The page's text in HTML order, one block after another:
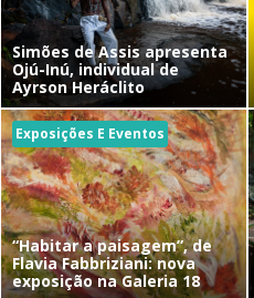
Simões de Assis apresenta
Ojú-Inú, individual de
Ayrson Heráclito
Exposições E Eventos
“Habitar a paisagem”, de
Flavia Fabbriziani: nova
exposição na Galeria 18